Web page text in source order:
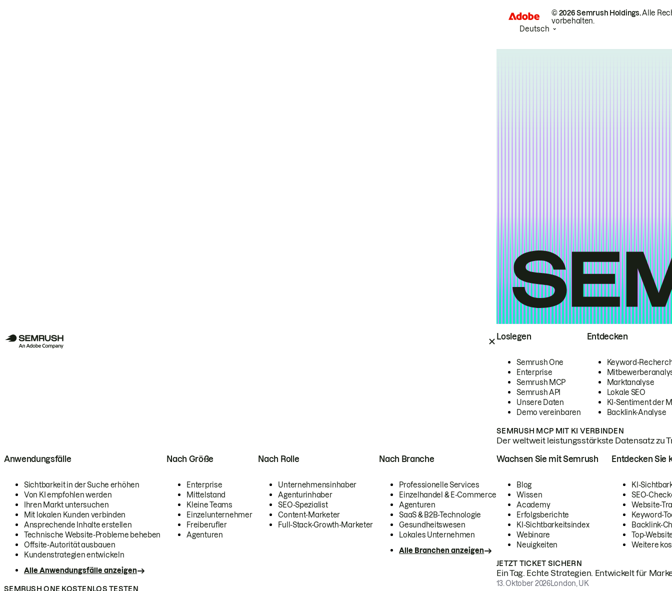
Loslegen
Semrush One
Enterprise
Semrush MCP
Semrush API
Unsere Daten
Demo vereinbaren
Entdecken
Keyword-
Marktanalyse
Lokale SEO
KI-Sentiment der
Backlink-Analyse
SEMRUSH MCP MIT KI VERBINDEN
Der weltweit leistungsstärkste Datensatz zu
Anwendungsfälle
Sichtbarkeit in der Suche erhöhen
Von KI empfohlen werden
Ihren Markt untersuchen
Mit lokalen Kunden verbinden
Ansprechende Inhalte erstellen
Technische Website-Probleme beheben
Offsite-Autorität ausbauen
Kundenstrategien entwickeln
Alle Anwendungsfälle anzeigen
Nach Größe
Enterprise
Mittelstand
Kleine Teams
Einzelunternehmer
Freiberufler
Agenturen
Nach Rolle
Unternehmensinhaber
Agenturinhaber
SEO-Spezialist
Content-Marketer
Full-Stack-Growth-Marketer
Nach Branche
Professionelle Services
Einzelhandel & E-Commerce
Agenturen
SaaS & B2B-Technologie
Gesundheitswesen
Lokales Unternehmen
Alle Branchen anzeigen
SEMRUSH ONE KOSTENLOS TESTEN
Wachsen Sie mit Semrush
Blog
Wissen
Academy
Erfolgsberichte
KI-Sichtbarkeitsindex
Webinare
Neuigkeiten
Entdecken Sie
KI-
SEO-
Website-
Keyword-
Backlink-
Top-
Weitere
JETZT TICKET SICHERN
Ein Tag. Echte Strategien. Entwickelt für
13. Oktober 2026London, UK
© 2026 Semrush Holdings.Alle
vorbehalten.
Deutsch